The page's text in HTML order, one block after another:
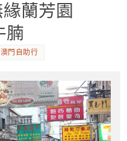
蘭芳園
腩
門自助行